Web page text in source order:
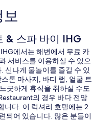
& 스파 바이 IHG
에서는 해변에서 무료 카
서비스를 이용하실 수 있으
신나게 물놀이를 즐길 수 있
톤 마사지, 바디 랩, 얼굴 트
긋하게 휴식을 취하실 수도
의 경우 바다 전망
니다. 이 럭셔리 호텔에는 2
되어 있습니다. 많은 분들이